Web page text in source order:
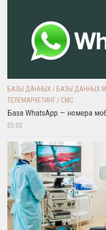
БАЗЫ ДАННЫХ / БАЗЫ ДАННЫХ
ТЕЛЕМАРКЕТИНГ / СМС
База WhatsApp — номера
05:00